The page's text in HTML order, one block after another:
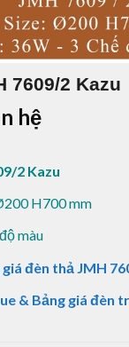
7609/2 Kazu
hệ
2 Kazu
H700 mm
màu
giá đèn thả JMH
& Bảng giá đèn